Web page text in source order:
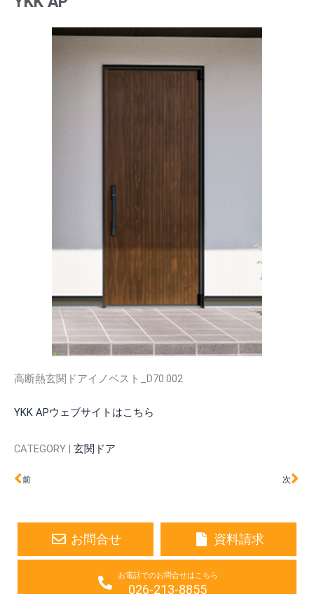
高断熱玄関ドアイノベスト_D70:002
YKK APウェブサイトはこちら
CATEGORY | 玄関ドア
Prev
前 次
お問合せ 資料請求
お電話でのお問合せはこちら
026-213-8855